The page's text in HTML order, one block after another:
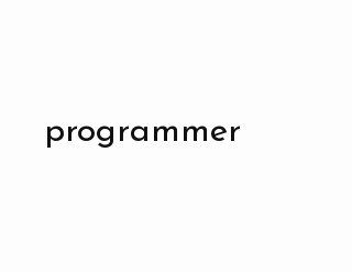
programmer